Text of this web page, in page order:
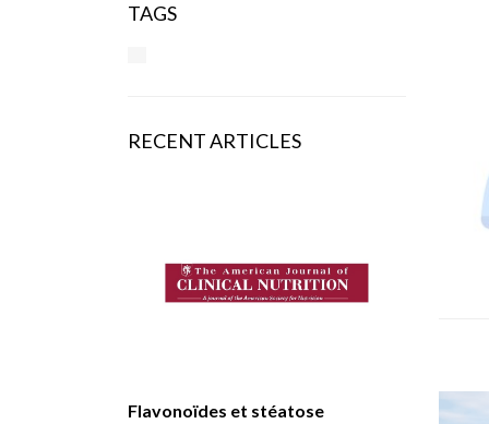
TAGS
RECENT ARTICLES
Flavonoïdes et stéatose